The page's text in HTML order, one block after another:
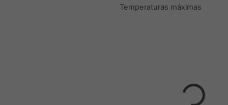
Temperaturas máximas